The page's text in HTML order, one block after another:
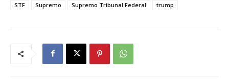
STF
Supremo Supremo Tribunal Federal trump